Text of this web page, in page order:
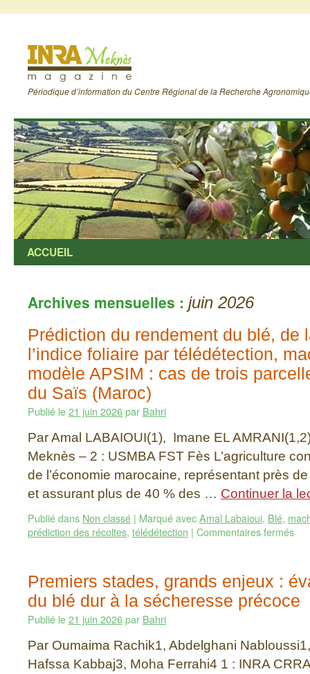
Périodique d’information du Centre Régional de la Recherche
ACCUEIL
Archives mensuelles : juin 2026
Prédiction du rendement du blé, de
l’indice foliaire par télédétection,
modèle APSIM : cas de trois
du Saïs (Maroc)
Publié le21 juin 2026par Bahri
Par Amal LABAIOUI(1), Imane EL
Meknès – 2 : USMBA FST Fès L’agriculture
de l’économie marocaine, représentant près
et assurant plus de 40 % des … Continuer la
Publié dans Non classé | Marqué avecAmal Labaioui, Blé,
prédiction des récoltes, télédétection | Commentaires fermés
Premiers stades, grands enjeux :
du blé dur à la sécheresse précoce
Publié le21 juin 2026par Bahri
Par Oumaima Rachik1, Abdelghani
Hafssa Kabbaj3, Moha Ferrahi4 1 : INRA